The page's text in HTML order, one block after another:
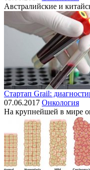
Австралийские и
Стартап Grail:
07.06.2017 Онкология
На крупнейшей в мире